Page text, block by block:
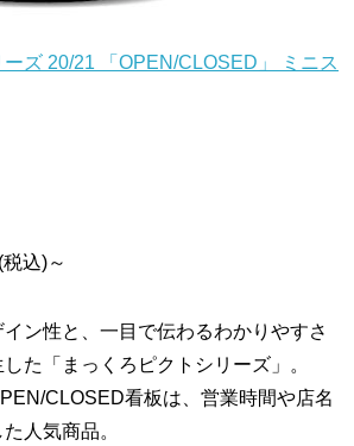
ズ 20/21 「OPEN/CLOSED」 ミニス
(税込)～
ン性と、一目で伝わるわかりやすさ
た「まっくろピクトシリーズ」。
CLOSED看板は、営業時間や店名
人気商品。